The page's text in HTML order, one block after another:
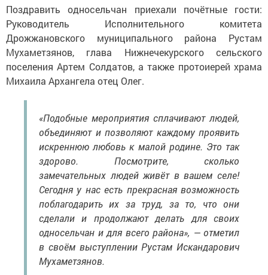
Поздравить односельчан приехали почётные гости:
Руководитель Исполнительного комитета
Дрожжановского муниципального района Рустам
Мухаметзянов, глава Нижнечекурского сельского
поселения Артем Солдатов, а также протоиерей храма
Михаила Архангела отец Олег.
«Подобные мероприятия сплачивают людей,
объединяют и позволяют каждому проявить
искреннюю любовь к малой родине. Это так
здорово. Посмотрите, сколько
замечательных людей живёт в вашем селе!
Сегодня у нас есть прекрасная возможность
поблагодарить их за труд, за то, что они
сделали и продолжают делать для своих
односельчан и для всего района», — отметил
в своём выступлении Рустам Искандарович
Мухаметзянов.